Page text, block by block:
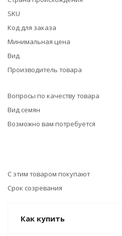
SKU
Код для заказа
Минимальная цена
Вид
Производитель товара
Вопросы по качеству товара
Вид семян
Возможно вам потребуется
С этим товаром покупают
Срок созревания
Как купить